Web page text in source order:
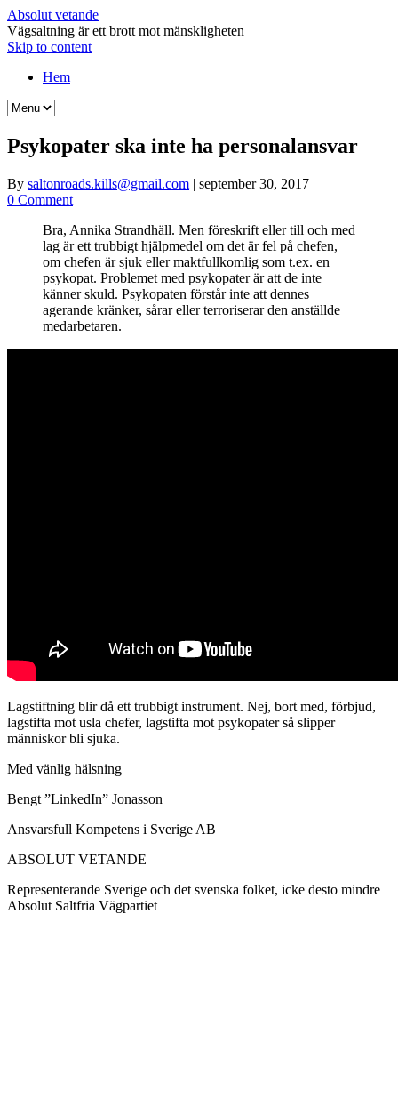
Absolut vetande
Vägsaltning är ett brott mot mänskligheten
Skip to content
Hem
Psykopater ska inte ha personalansvar
By saltonroads.kills@gmail.com | september 30, 2017
0 Comment
Bra, Annika Strandhäll. Men föreskrift eller till och med
lag är ett trubbigt hjälpmedel om det är fel på chefen,
om chefen är sjuk eller maktfullkomlig som t.ex. en
psykopat. Problemet med psykopater är att de inte
känner skuld. Psykopaten förstår inte att dennes
agerande kränker, sårar eller terroriserar den anställde
medarbetaren.
Lagstiftning blir då ett trubbigt instrument. Nej, bort med, förbjud,
lagstifta mot usla chefer, lagstifta mot psykopater så slipper
människor bli sjuka.
Med vänlig hälsning
Bengt ”LinkedIn” Jonasson
Ansvarsfull Kompetens i Sverige AB
ABSOLUT VETANDE
Representerande Sverige och det svenska folket, icke desto mindre
Absolut Saltfria Vägpartiet